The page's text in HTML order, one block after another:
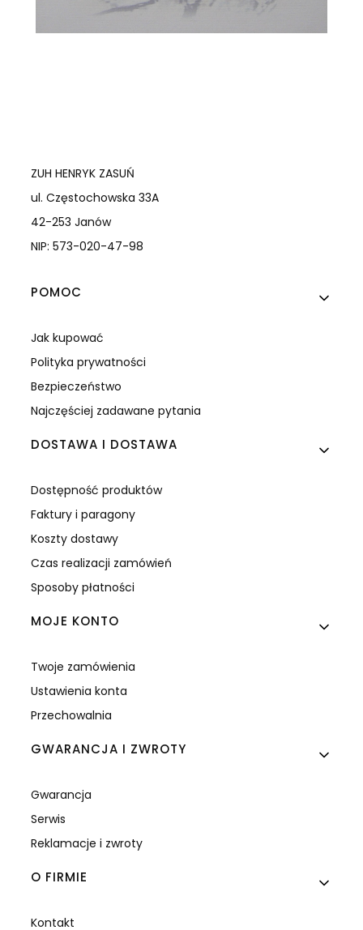
ZUH HENRYK ZASUŃ
ul. Częstochowska 33A
42-253 Janów
NIP: 573-020-47-98
Linki w stopce
POMOC
Jak kupować
Polityka prywatności
Bezpieczeństwo
Najczęściej zadawane pytania
DOSTAWA I DOSTAWA
Dostępność produktów
Faktury i paragony
Koszty dostawy
Czas realizacji zamówień
Sposoby płatności
MOJE KONTO
Twoje zamówienia
Ustawienia konta
Przechowalnia
GWARANCJA I ZWROTY
Gwarancja
Serwis
Reklamacje i zwroty
O FIRMIE
Kontakt